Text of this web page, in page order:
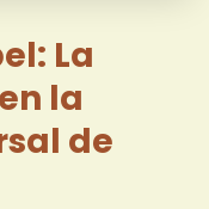
La
la
de